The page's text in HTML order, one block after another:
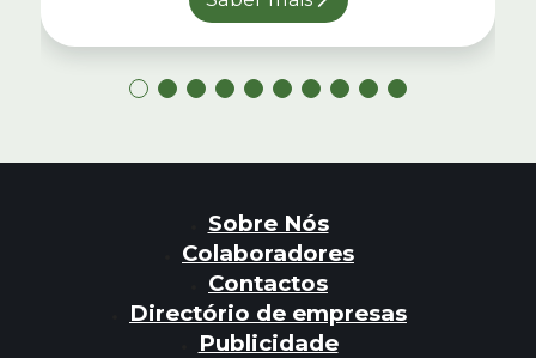
Sobre Nós
Colaboradores
Contactos
Directório de empresas
Publicidade